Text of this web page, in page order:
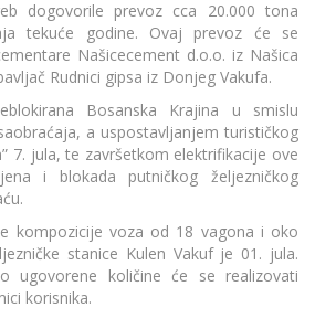
dogovorile prevoz cca 20.000 tona
tekuće godine. Ovaj prevoz će se
Našicecement d.o.o. iz Našica
Rudnici gipsa iz Donjeg Vakufa.
Bosanska Krajina u smislu
a uspostavljanjem turističkog
7. jula, te završetkom elektrifikacije ove
i blokada putničkog željezničkog
kompozicije voza od 18 vagona i oko
stanice Kulen Vakuf je 01. jula.
ugovorene količine će se realizovati
korisnika.